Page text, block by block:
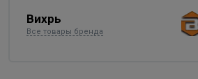
Вихрь
Все товары бренда